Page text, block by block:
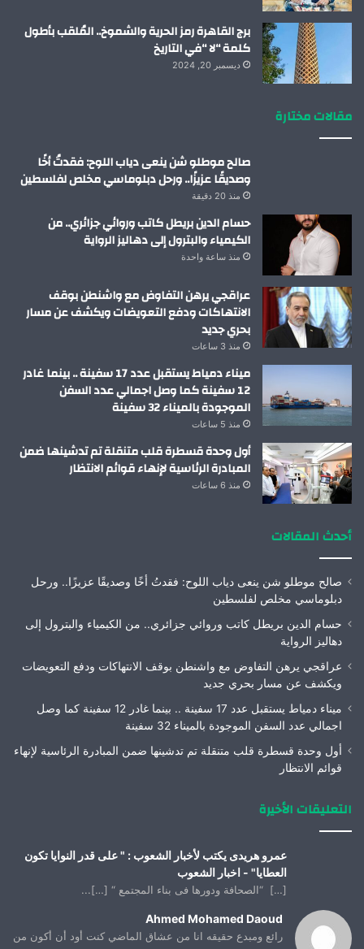
برج القاهرة رمز الحرية والشموخ.. المُلقب بأطول
كلمة “لا “في التاريخ
ديسمبر 20, 2024
مقالات مختارة
صالح موطلو شن ينعى دياب اللوح: فقدتُ أخًا
وصديقًا عزيزًا.. ورحل دبلوماسي مخلص لفلسطين
منذ 20 دقيقة
حسام الدين بريطل كاتب وروائي جزائري.. من
الكيمياء والبترول إلى دهاليز الرواية
منذ ساعة واحدة
عراقجي يرهن التفاوض مع واشنطن بوقف
الانتهاكات ودفع التعويضات ويكشف عن مسار
بحري جديد
منذ 3 ساعات
ميناء دمياط يستقبل عدد 17 سفينة .. بينما غادر
12 سفينة كما وصل اجمالي عدد السفن
الموجودة بالميناء 32 سفينة
منذ 5 ساعات
أول وحدة قسطرة قلب متنقلة تم تدشينها ضمن
المبادرة الرئاسية لإنهاء قوائم الانتظار
منذ 6 ساعات
أحدث المقالات
صالح موطلو شن ينعى دياب اللوح: فقدتُ أخًا وصديقًا عزيزًا.. ورحل
دبلوماسي مخلص لفلسطين
حسام الدين بريطل كاتب وروائي جزائري.. من الكيمياء والبترول إلى
دهاليز الرواية
عراقجي يرهن التفاوض مع واشنطن بوقف الانتهاكات ودفع التعويضات
ويكشف عن مسار بحري جديد
ميناء دمياط يستقبل عدد 17 سفينة .. بينما غادر 12 سفينة كما وصل
اجمالي عدد السفن الموجودة بالميناء 32 سفينة
أول وحدة قسطرة قلب متنقلة تم تدشينها ضمن المبادرة الرئاسية لإنهاء
قوائم الانتظار
التعليقات الأخيرة
عمرو هريدى يكتب لأخبار الشعوب : " على قدر النوايا تكون
العطايا" - اخبار الشعوب
[…] “الصحافة ودورها فى بناء المجتمع “ […]...
Ahmed Mohamed Daoud
رائع ومبدع حقيقه انا من عشاق الماضي كنت أود أن أكون من